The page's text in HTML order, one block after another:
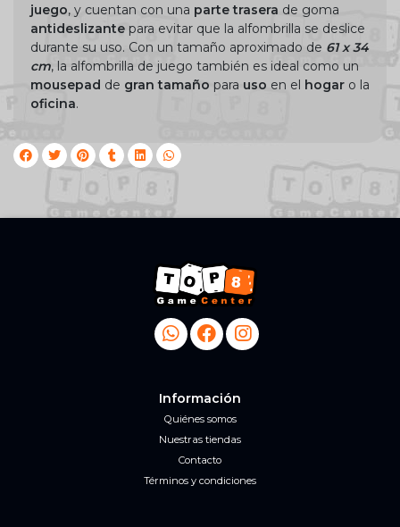
juego, y cuentan con una parte trasera de goma
antideslizante para evitar que la alfombrilla se deslice
durante su uso. Con un tamaño aproximado de 61 x 34
cm, la alfombrilla de juego también es ideal como un
mousepad de gran tamaño para uso en el hogar o la
oficina.
Información
Quiénes somos
Nuestras tiendas
Contacto
Términos y condiciones